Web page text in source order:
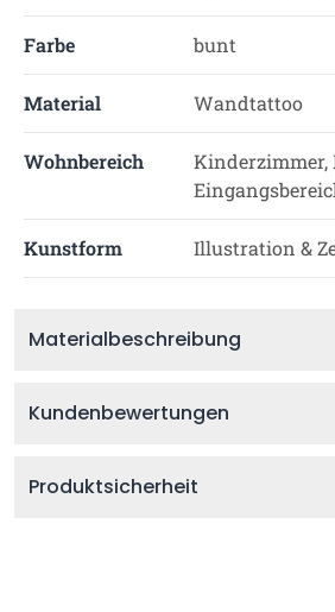
Farbe bunt
Material Wandtattoo
Wohnbereich
Kinderzimmer,
Kunstform Illustration &
Materialbeschreibung
Kundenbewertungen
Produktsicherheit